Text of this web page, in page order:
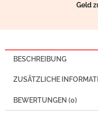
Geld
BESCHREIBUNG
ZUSÄTZLICHE
BEWERTUNGEN (0)